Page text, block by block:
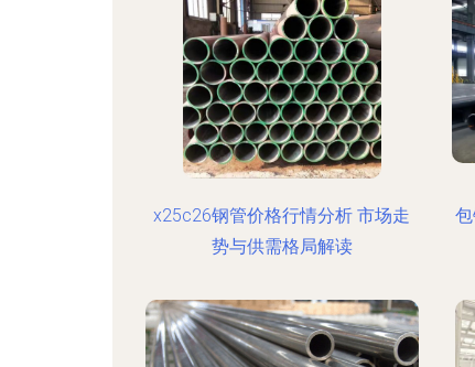
x25c26钢管价格行情分析 市场走
势与供需格局解读